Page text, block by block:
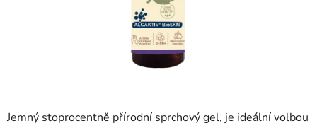
Jemný stoprocentně přírodní sprchový gel, je ideální volbou